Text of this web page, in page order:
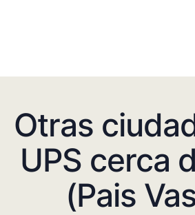
Otras
UPS cerca
(Pais